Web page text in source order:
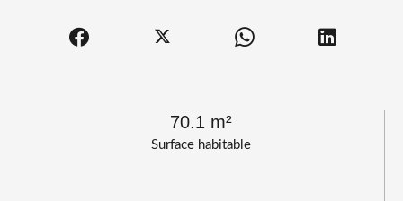
Surface habitable
70.1 m²